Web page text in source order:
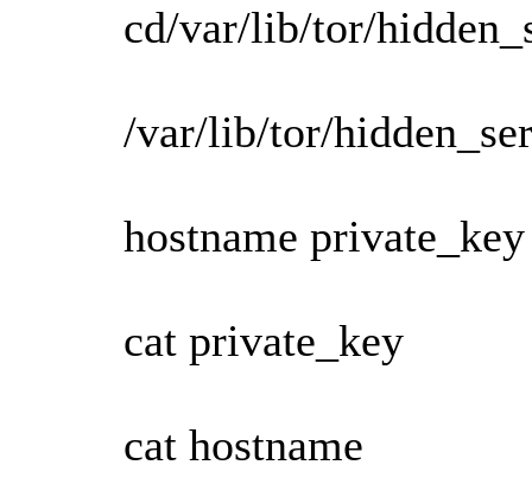
cd/var/lib/tor/
/var/lib/tor/
hostname private_key
cat private_key
cat hostname